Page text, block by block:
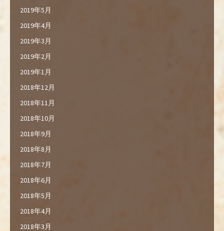
2019年5月
2019年4月
2019年3月
2019年2月
2019年1月
2018年12月
2018年11月
2018年10月
2018年9月
2018年8月
2018年7月
2018年6月
2018年5月
2018年4月
2018年3月